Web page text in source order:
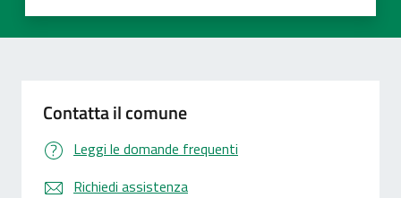
Valuta 5 stelle su 5
Valuta 4 stelle su 5
Valuta 3 stelle su 5
Valuta 2 stelle su 5
Valuta 1 stelle su 5
Contatta il comune
Leggi le domande frequenti
Richiedi assistenza